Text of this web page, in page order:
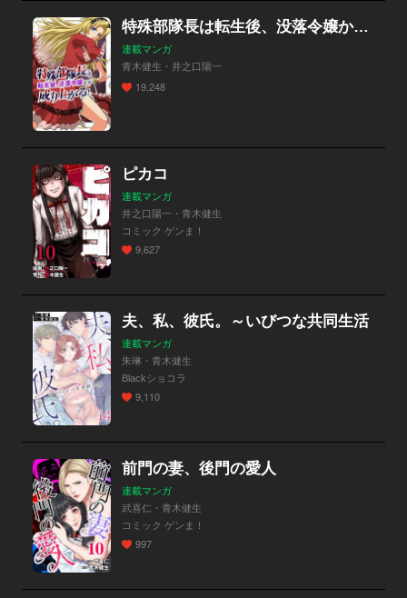
特殊部隊長は転生後、没落令嬢から成り上がる！
連載マンガ
青木健生・井之口陽一
19,248
ピカコ
連載マンガ
井之口陽一・青木健生
コミック ゲンま！
9,627
夫、私、彼氏。～いびつな共同生活
連載マンガ
朱琳・青木健生
Blackショコラ
9,110
前門の妻、後門の愛人
連載マンガ
武喜仁・青木健生
コミック ゲンま！
997